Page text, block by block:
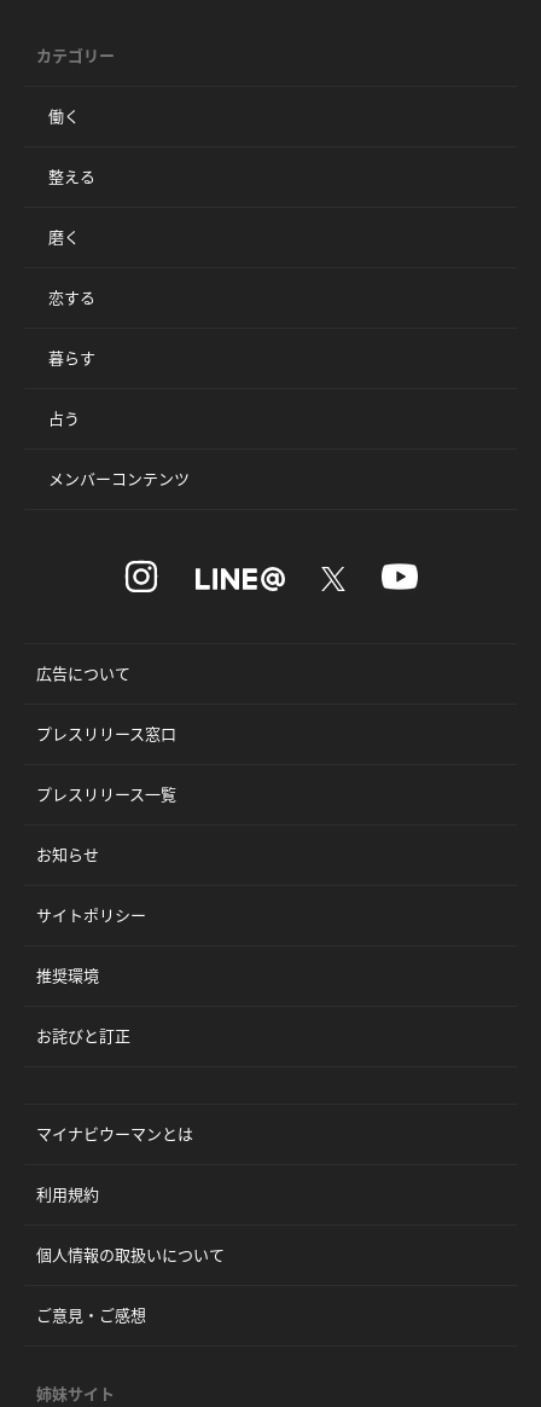
カテゴリー
働く
整える
磨く
恋する
暮らす
占う
メンバーコンテンツ
広告について
プレスリリース窓口
プレスリリース一覧
お知らせ
サイトポリシー
推奨環境
お詫びと訂正
マイナビウーマンとは
利用規約
個人情報の取扱いについて
ご意見・ご感想
姉妹サイト